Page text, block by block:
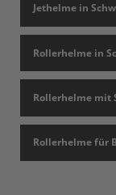
Jethelme in
Rollerhelme in
Rollerhelme mit
Rollerhelme für